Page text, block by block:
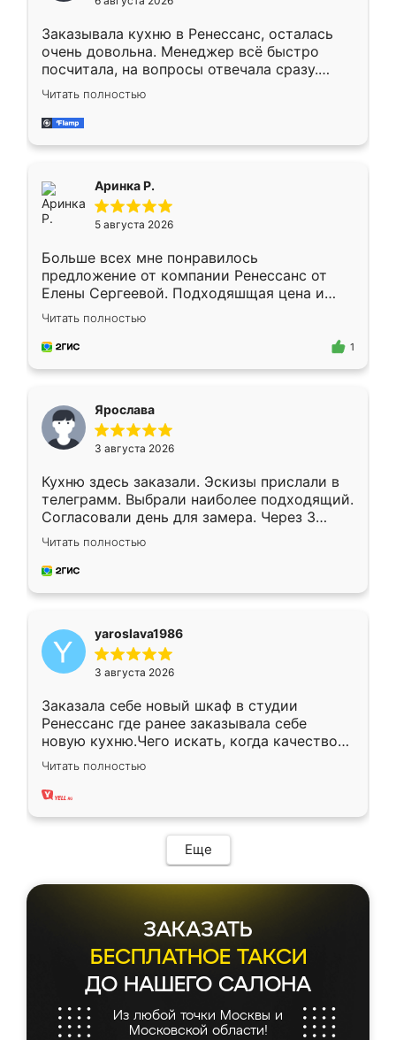
мебели буду заказывать только здесь.
Заказывала кухню в Ренессанс, осталась
очень довольна. Менеджер всё быстро
посчитала, на вопросы отвечала сразу.
Замерщик приехал в субботу, подошёл к
делу со всей ответственностью. Собрали
за день, ребята работали аккуратно, даже
Читать полностью
Аринка Р.
5 августа 2026
Больше всех мне понравилось
предложение от компании Ренессанс от
Елены Сергеевой. Подходяшщая цена и
короткие сроки изготовления. Приехавший
для замера сотрудник Владислав
предложил по моему эскизу самый
Читать полностью
1
Ярослава
3 августа 2026
Кухню здесь заказали. Эскизы прислали в
телеграмм. Выбрали наиболее подходящий.
Согласовали день для замера. Через 3
недели кухня была уже готова. Остались
довольны работой. Спасибо Ренессанс
мебель за качественную работу!
Читать полностью
yaroslava1986
3 августа 2026
Заказала себе новый шкаф в студии
Ренессанс где ранее заказывала себе
новую кухню.Чего искать, когда качеством
вполне довольна. Служит кухня уже почти
два года, нареканий нет.
Читать полностью
Еще
ЗАКАЗАТЬ
БЕСПЛАТНОЕ ТАКСИ
ДО НАШЕГО САЛОНА
Из любой точки Москвы и
Московской области!